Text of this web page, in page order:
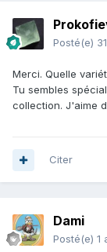
Posté(e)
Merci. Quelle
Tu sembles
collection. J'aime
Citer
Dami
Posté(e) 1